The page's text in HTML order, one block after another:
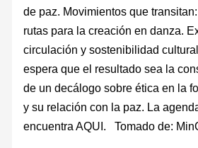
de paz. Movimientos que
rutas para la creación en danza.
circulación y sostenibilidad
espera que el resultado sea la
de un decálogo sobre ética en la
y su relación con la paz. La
encuentra AQUI. Tomado de: